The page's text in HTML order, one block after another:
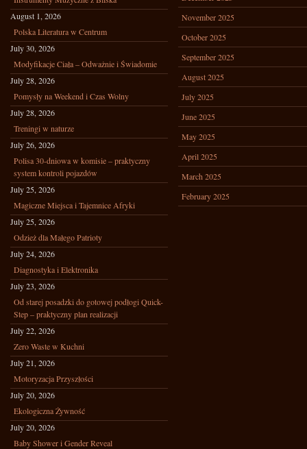
August 1, 2026
Polska Literatura w Centrum
July 30, 2026
Modyfikacje Ciała – Odważnie i Świadomie
July 28, 2026
Pomysły na Weekend i Czas Wolny
July 28, 2026
Treningi w naturze
July 26, 2026
Polisa 30-dniowa w komisie – praktyczny
system kontroli pojazdów
July 25, 2026
Magiczne Miejsca i Tajemnice Afryki
July 25, 2026
Odzież dla Małego Patrioty
July 24, 2026
Diagnostyka i Elektronika
July 23, 2026
Od starej posadzki do gotowej podłogi Quick-
Step – praktyczny plan realizacji
July 22, 2026
Zero Waste w Kuchni
July 21, 2026
Motoryzacja Przyszłości
July 20, 2026
Ekologiczna Żywność
July 20, 2026
Baby Shower i Gender Reveal
November 2025
October 2025
September 2025
August 2025
July 2025
June 2025
May 2025
April 2025
March 2025
February 2025